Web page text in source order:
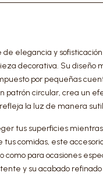
de elegancia y
decorativa. Su diseño
por pequeñas
patrón circular, crea un
la luz de manera
tus superficies
tus comidas, este
como para ocasiones
y su acabado